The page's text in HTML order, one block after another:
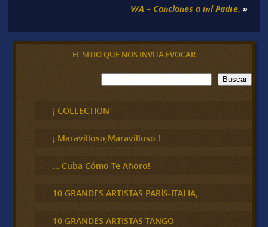
V/A – Canciones a mi Padre. »
EL SITIO QUE NOS INVITA EVOCAR
B
u
c
a
Buscar
¡ COLLECTION
¡ Maravilloso,Maravilloso !
… Cuba Cómo Te Añoro!
10 GRANDES ARTISTAS PARÍS-ITALIA,
10 GRANDES ARTISTAS TANGO